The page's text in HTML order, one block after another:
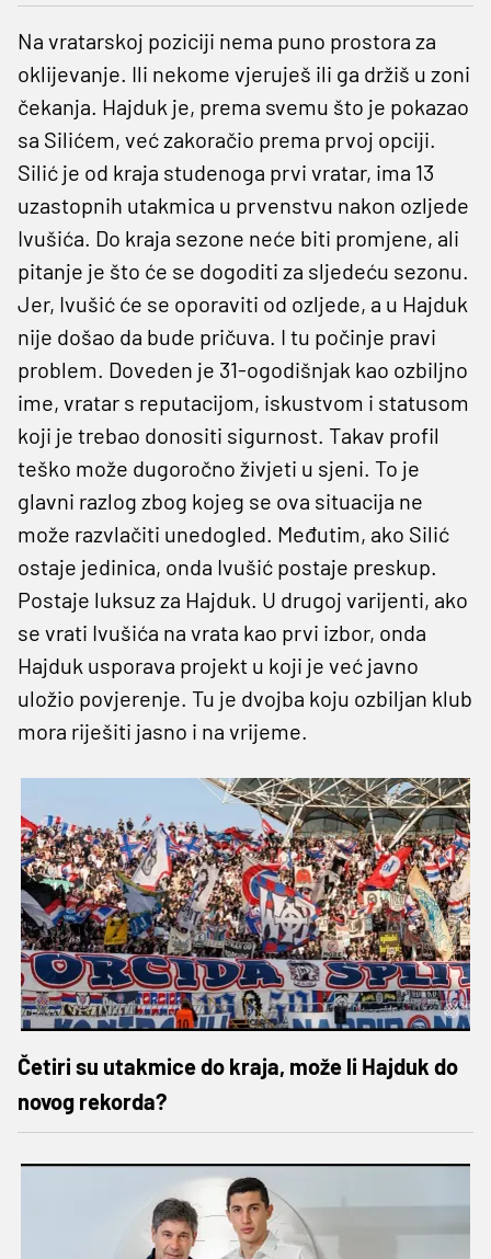
Na vratarskoj poziciji nema puno prostora za
oklijevanje. Ili nekome vjeruješ ili ga držiš u zoni
čekanja. Hajduk je, prema svemu što je pokazao
sa Silićem, već zakoračio prema prvoj opciji.
Silić je od kraja studenoga prvi vratar, ima 13
uzastopnih utakmica u prvenstvu nakon ozljede
Ivušića. Do kraja sezone neće biti promjene, ali
pitanje je što će se dogoditi za sljedeću sezonu.
Jer, Ivušić će se oporaviti od ozljede, a u Hajduk
nije došao da bude pričuva. I tu počinje pravi
problem. Doveden je 31-ogodišnjak kao ozbiljno
ime, vratar s reputacijom, iskustvom i statusom
koji je trebao donositi sigurnost. Takav profil
teško može dugoročno živjeti u sjeni. To je
glavni razlog zbog kojeg se ova situacija ne
može razvlačiti unedogled. Međutim, ako Silić
ostaje jedinica, onda Ivušić postaje preskup.
Postaje luksuz za Hajduk. U drugoj varijenti, ako
se vrati Ivušića na vrata kao prvi izbor, onda
Hajduk usporava projekt u koji je već javno
uložio povjerenje. Tu je dvojba koju ozbiljan klub
mora riješiti jasno i na vrijeme.
Četiri su utakmice do kraja, može li Hajduk do
novog rekorda?